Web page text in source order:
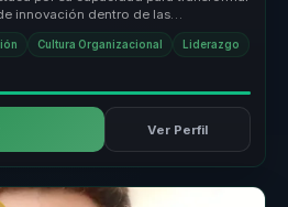
innovación dentro de las
Cultura Organizacional Liderazgo
Ver Perfil